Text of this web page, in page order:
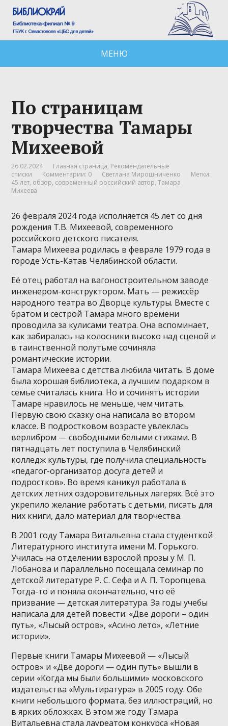
МЕНЮ
По страницам
творчества Тамары
Михеевой
26.02.2024 Главная страница, Рекомендательные
списки
Комментарии: 0 Светлана Мирошниченко
Метки:
45 лет, обзор, современный российский автор,Тамара
Михеева
26 февраля 2024 года исполняется 45 лет со дня
рождения Т.В. Михеевой, современного
российского детского писателя.
Тамара Михеева родилась в феврале 1979 года в
городе Усть-Катав Челябинской области.
Её отец работал на вагоностроительном заводе
инженером-конструктором. Мать — режиссёр
народного театра во Дворце культуры. Вместе с
братом и сестрой Тамара много времени
проводила за кулисами театра. Она вспоминает,
как забиралась на колосники высоко над сценой и
в таинственной полутьме сочиняла
романтические истории.
Тамара Михеева с детства любила читать. В доме
была хорошая библиотека, а лучшим подарком в
семье считалась книга. Но и сочинять истории
Тамаре нравилось не меньше, чем читать.
Первую свою сказку она написала во втором
классе. В подростковом возрасте увлеклась
верлибром — свободными белыми стихами. В
пятнадцать лет поступила в Челябинский
колледж культуры, где получила специальность
«педагог-организатор досуга детей и
подростков». Во время каникул работала в
детских летних оздоровительных лагерях. Всё это
укрепило желание работать с детьми, писать для
них книги, дало материал для творчества.
В 2001 году Тамара Витальевна стала студенткой
Литературного института имени М. Горького.
Училась на отделении взрослой прозы у М. П.
Лобанова и параллельно посещала семинар по
детской литературе Р. С. Сефа и А. П. Торопцева.
Тогда-то и поняла окончательно, что её
призвание — детская литература. За годы учебы
написала для детей повести: «Две дороги – один
путь», «Лысый остров», «Асино лето», «Летние
истории».
Первые книги Тамары Михеевой — «Лысый
остров» и «Две дороги — один путь» вышли в
серии «Когда мы были большими» московского
издательства «Мультиратура» в 2005 году. Обе
книги небольшого формата, без иллюстраций, но
в ярких обложках. В этом же году Тамара
Витальевна стала лауреатом конкурса «Новая